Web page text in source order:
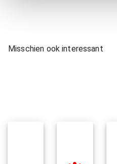
Misschien ook interessant